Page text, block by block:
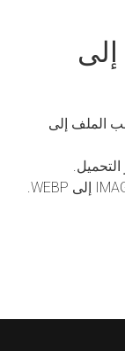
كيفية تحويل IMAGE إلى
الملف إلى